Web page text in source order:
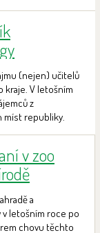
(nejen) učitelů
kraje. V letošním
z
míst republiky.
v zoo
a
v letošním roce po
chovu těchto